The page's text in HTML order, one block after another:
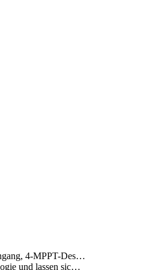
4-MPPT-Des…
und lassen sic…